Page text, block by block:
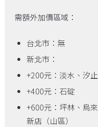
需額外加價區域：
台北市：無
新北市：
+200元：淡水、汐
+400元：石碇
+600元：坪林、烏
新店（山區）